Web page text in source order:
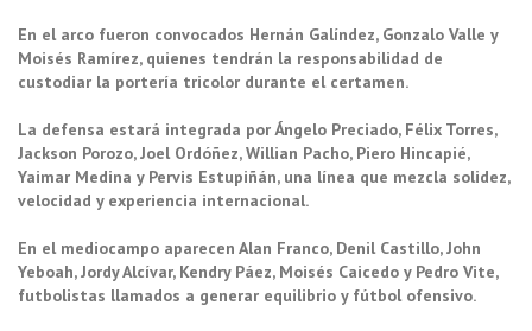
En el arco fueron convocados Hernán Galíndez, Gonzalo Valle y
Moisés Ramírez, quienes tendrán la responsabilidad de
custodiar la portería tricolor durante el certamen.
La defensa estará integrada por Ángelo Preciado, Félix Torres,
Jackson Porozo, Joel Ordóñez, Willian Pacho, Piero Hincapié,
Yaimar Medina y Pervis Estupiñán, una línea que mezcla solidez,
velocidad y experiencia internacional.
En el mediocampo aparecen Alan Franco, Denil Castillo, John
Yeboah, Jordy Alcívar, Kendry Páez, Moisés Caicedo y Pedro Vite,
futbolistas llamados a generar equilibrio y fútbol ofensivo.